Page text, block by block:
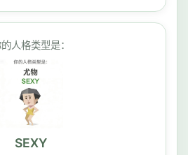
人格类型是：
SEXY